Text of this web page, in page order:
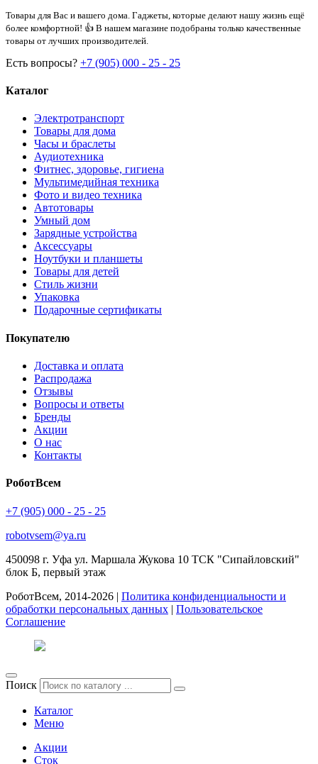
Товары для Вас и вашего дома. Гаджеты, которые делают нашу жизнь ещё
более комфортной! 👍 В нашем магазине подобраны только качественные
товары от лучших производителей.
Есть вопросы? +7 (905) 000 - 25 - 25
Каталог
Электротранспорт
Товары для дома
Часы и браслеты
Аудиотехника
Фитнес, здоровье, гигиена
Мультимедийная техника
Фото и видео техника
Автотовары
Умный дом
Зарядные устройства
Аксессуары
Ноутбуки и планшеты
Товары для детей
Стиль жизни
Упаковка
Подарочные сертификаты
Покупателю
Доставка и оплата
Распродажа
Отзывы
Вопросы и ответы
Бренды
Акции
О нас
Контакты
РоботВсем
+7 (905) 000 - 25 - 25
robotvsem@ya.ru
450098 г. Уфа ул. Маршала Жукова 10 ТСК "Сипайловский"
блок Б, первый этаж
РоботВсем, 2014-2026 | Политика конфиденциальности и
обработки персональных данных | Пользовательское
Соглашение
Поиск
Каталог
Меню
Акции
Сток